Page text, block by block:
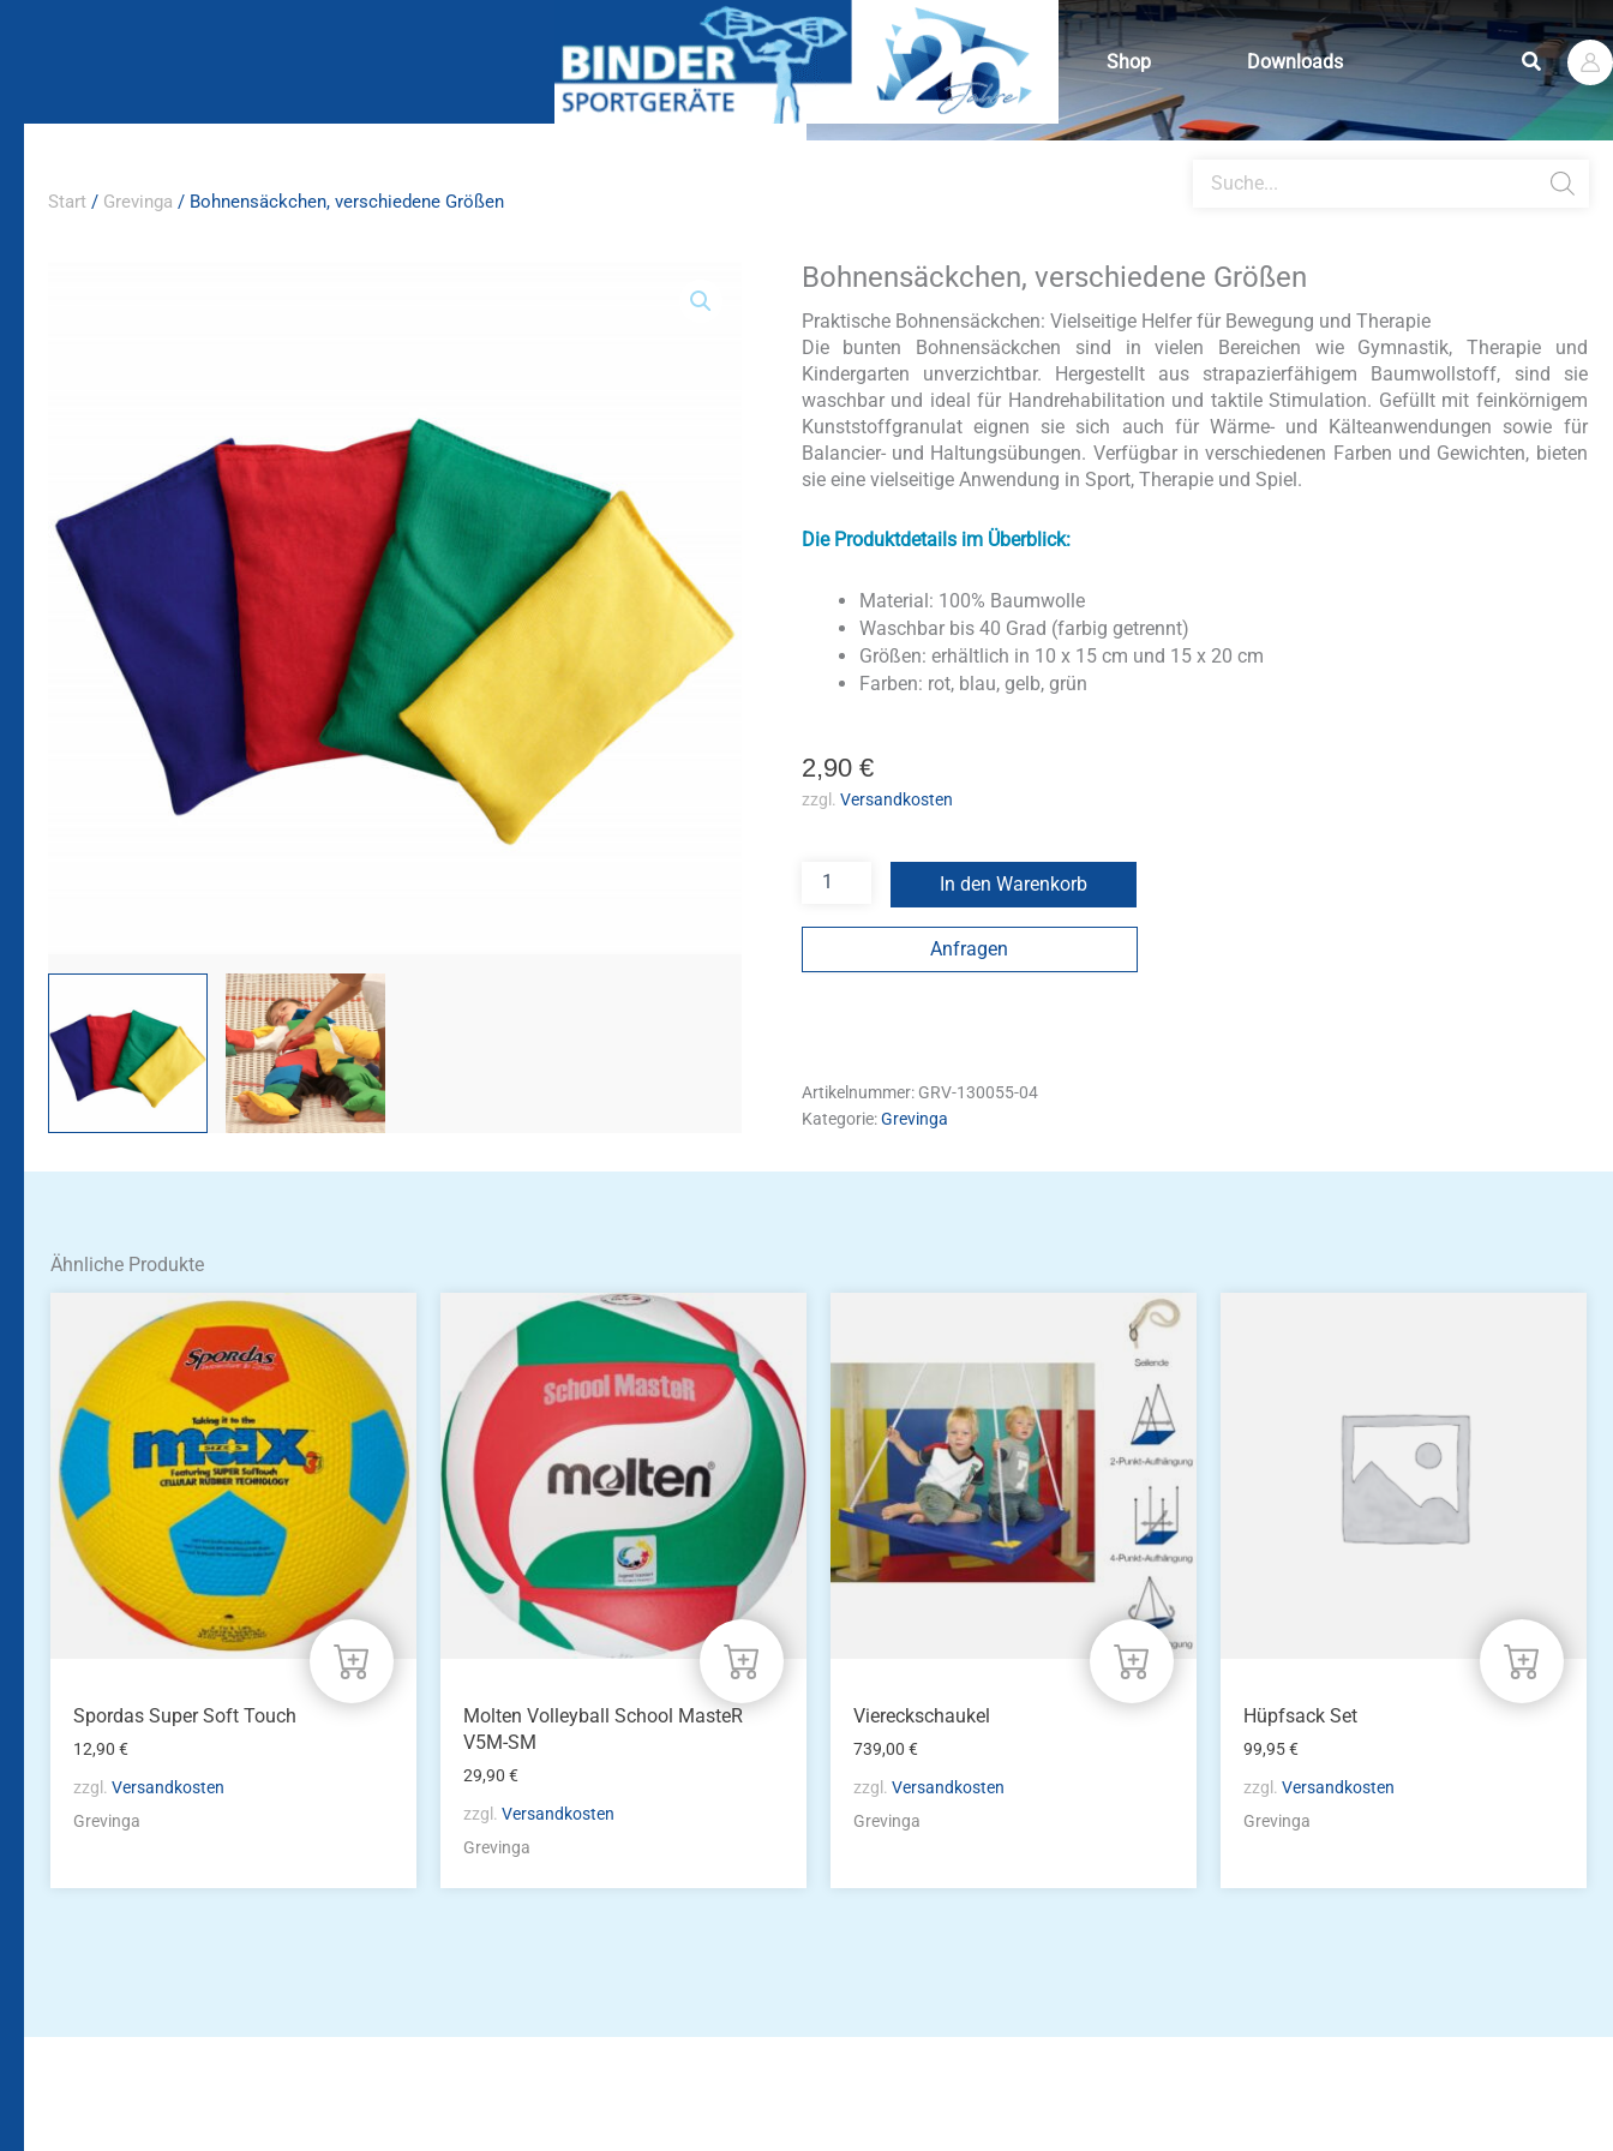
Shop Downloads Suchen
search
Start / Grevinga / Bohnensäckchen, verschiedene Größen
Bohnensäckchen, verschiedene Größen
Praktische Bohnensäckchen: Vielseitige Helfer für Bewegung und Therapie
Die bunten Bohnensäckchen sind in vielen Bereichen wie Gymnastik, Therapie und
Kindergarten unverzichtbar. Hergestellt aus strapazierfähigem Baumwollstoff, sind sie
waschbar und ideal für Handrehabilitation und taktile Stimulation. Gefüllt mit feinkörnigem
Kunststoffgranulat eignen sie sich auch für Wärme- und Kälteanwendungen sowie für
Balancier- und Haltungsübungen. Verfügbar in verschiedenen Farben und Gewichten, bieten
sie eine vielseitige Anwendung in Sport, Therapie und Spiel.
Die Produktdetails im Überblick:
Material: 100% Baumwolle
Waschbar bis 40 Grad (farbig getrennt)
Größen: erhältlich in 10 x 15 cm und 15 x 20 cm
Farben: rot, blau, gelb, grün
2,90 €
zzgl. Versandkosten
Bohnensäckchen,
Größen
Menge
In den Warenkorb
Anfragen
Artikelnummer: GRV-130055-04
Kategorie:Grevinga
Ähnliche Produkte
Spordas Super Soft Touch
12,90€
zzgl.Versandkosten
Grevinga
Molten Volleyball School MasteR
V5M-SM
29,90€
zzgl.Versandkosten
Grevinga
Viereckschaukel
739,00€
zzgl.Versandkosten
Grevinga
Hüpfsack Set
99,95€
zzgl.Versandkosten
Grevinga